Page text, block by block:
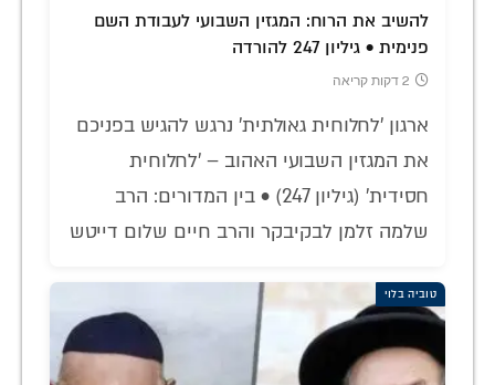
להשיב את הרוח: המגזין השבועי לעבודת השם
פנימית • גיליון 247 להורדה
2 דקות קריאה
ארגון 'לחלוחית גאולתית' נרגש להגיש בפניכם
את המגזין השבועי האהוב – 'לחלוחית
חסידית' (גיליון 247) • בין המדורים: הרב
שלמה זלמן לבקיבקר והרב חיים שלום דייטש
טוביה בלוי